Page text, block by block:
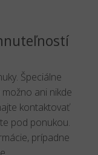
Špeciálne
ani nikde
kontaktovať
pod ponukou.
prípadne